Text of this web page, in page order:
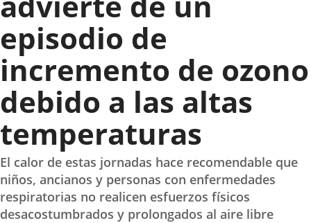
episodio de
incremento de ozono
debido a las altas
temperaturas
El calor de estas jornadas hace recomendable que
niños, ancianos y personas con enfermedades
respiratorias no realicen esfuerzos físicos
desacostumbrados y prolongados al aire libre